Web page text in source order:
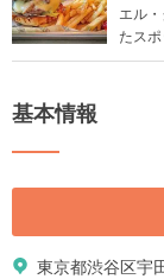
エル
たス
基本情報
東京都渋谷区宇